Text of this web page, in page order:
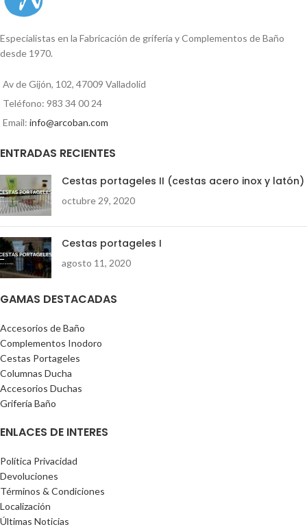
vídeo
Especialistas en la Fabricación de grifería y Complementos de Baño
desde 1970.
Av de Gijón, 102, 47009 Valladolid
Teléfono: 983 34 00 24
Email: info@arcoban.com
ENTRADAS RECIENTES
Cestas portageles II (cestas acero inox y latón)
octubre 29, 2020
Cestas portageles I
agosto 11, 2020
GAMAS DESTACADAS
Accesorios de Baño
Complementos Inodoro
Cestas Portageles
Columnas Ducha
Accesorios Duchas
Grifería Baño
ENLACES DE INTERES
Política Privacidad
Devoluciones
Términos & Condiciones
Localización
Últimas Noticias